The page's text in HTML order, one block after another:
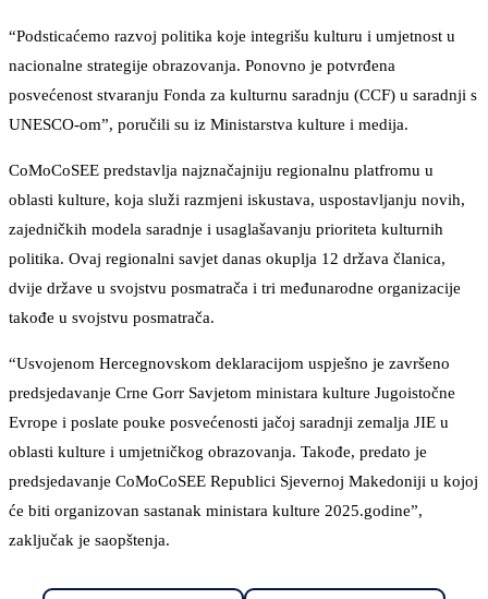
“Podsticaćemo razvoj politika koje integrišu kulturu i umjetnost u
nacionalne strategije obrazovanja. Ponovno je potvrđena
posvećenost stvaranju Fonda za kulturnu saradnju (CCF) u saradnji s
UNESCO-om”, poručili su iz Ministarstva kulture i medija.
CoMoCoSEE predstavlja najznačajniju regionalnu platfromu u
oblasti kulture, koja služi razmjeni iskustava, uspostavljanju novih,
zajedničkih modela saradnje i usaglašavanju prioriteta kulturnih
politika. Ovaj regionalni savjet danas okuplja 12 država članica,
dvije države u svojstvu posmatrača i tri međunarodne organizacije
takođe u svojstvu posmatrača.
“Usvojenom Hercegnovskom deklaracijom uspješno je završeno
predsjedavanje Crne Gorr Savjetom ministara kulture Jugoistočne
Evrope i poslate pouke posvećenosti jačoj saradnji zemalja JIE u
oblasti kulture i umjetničkog obrazovanja. Takođe, predato je
predsjedavanje CoMoCoSEE Republici Sjevernoj Makedoniji u kojoj
će biti organizovan sastanak ministara kulture 2025.godine”,
zaključak je saopštenja.